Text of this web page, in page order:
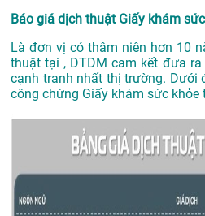
Báo giá dịch thuật Giấy khám
Là đơn vị có thâm niên hơn 10
thuật tại , DTDM cam kết đưa
cạnh tranh nhất thị trường. Dưới
công chứng Giấy khám sức khỏe